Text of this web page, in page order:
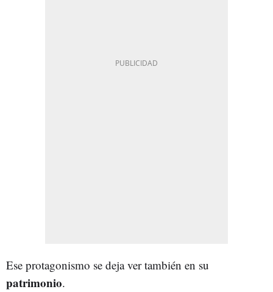
Ese protagonismo se deja ver también en su
patrimonio.